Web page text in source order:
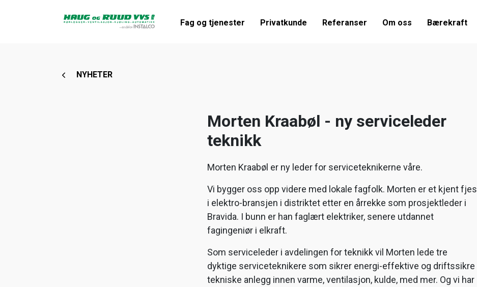
Fag og tjenester Privatkunde Referanser Om oss Bærekraft
NYHETER
Morten Kraabøl - ny serviceleder
teknikk
Morten Kraabøl er ny leder for serviceteknikerne våre.
Vi bygger oss opp videre med lokale fagfolk. Morten er et kjent fjes
i elektro-bransjen i distriktet etter en årrekke som prosjektleder i
Bravida. I bunn er han faglært elektriker, senere utdannet
fagingeniør i elkraft.
Som serviceleder i avdelingen for teknikk vil Morten lede tre
dyktige serviceteknikere som sikrer energi-effektive og driftssikre
tekniske anlegg innen varme, ventilasjon, kulde, med mer. Og vi har